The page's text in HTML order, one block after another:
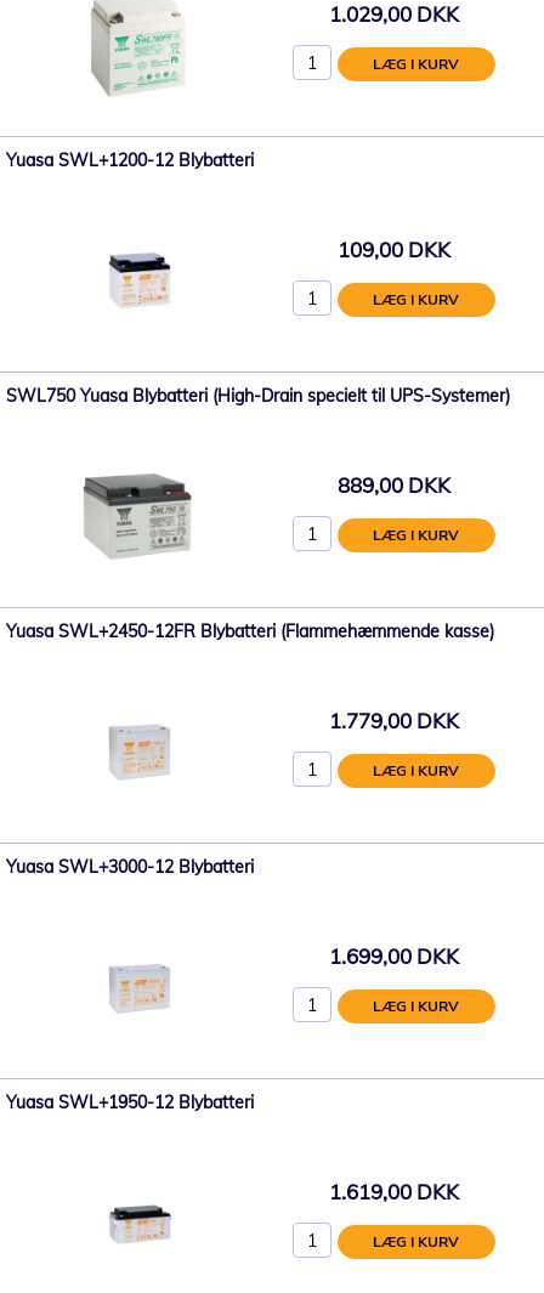
1.029,00 DKK
LÆG I KURV
Yuasa SWL+1200-12 Blybatteri
109,00 DKK
LÆG I KURV
SWL750 Yuasa Blybatteri (High-Drain specielt til UPS-Systemer)
889,00 DKK
LÆG I KURV
Yuasa SWL+2450-12FR Blybatteri (Flammehæmmende kasse)
1.779,00 DKK
LÆG I KURV
Yuasa SWL+3000-12 Blybatteri
1.699,00 DKK
LÆG I KURV
Yuasa SWL+1950-12 Blybatteri
1.619,00 DKK
LÆG I KURV